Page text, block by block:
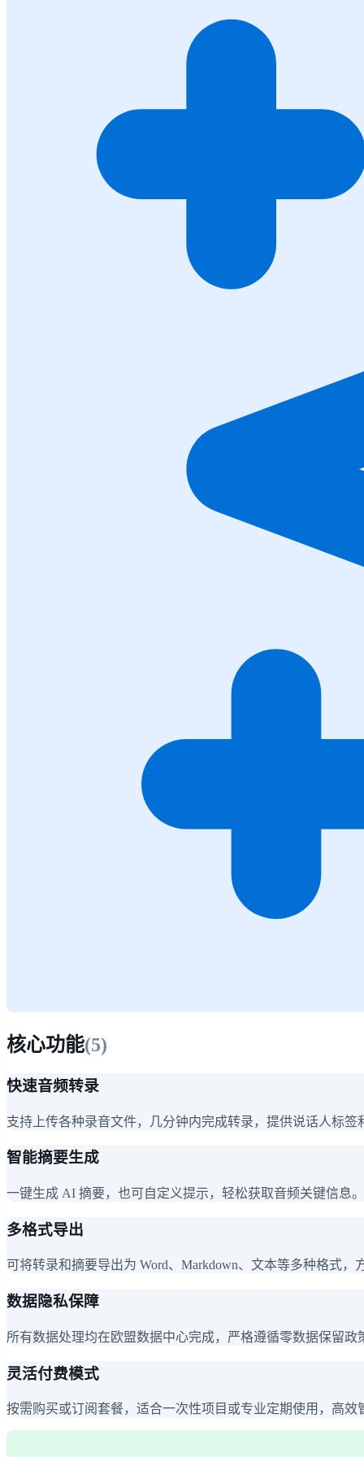
核心功能(5)
快速音频转录
支持上传各种录音文件，几分钟内完成转录，提供说话人标签
智能摘要生成
一键生成 AI 摘要，也可自定义提示，轻松获取音频关键信息。
多格式导出
可将转录和摘要导出为 Word、Markdown、文本等多种格式，
数据隐私保障
所有数据处理均在欧盟数据中心完成，严格遵循零数据保留政
灵活付费模式
按需购买或订阅套餐，适合一次性项目或专业定期使用，高效